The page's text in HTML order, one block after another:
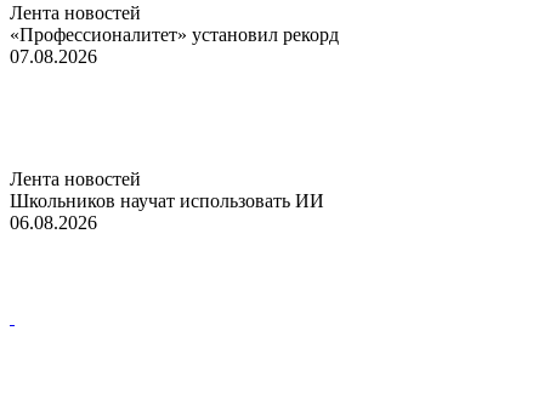
Лента новостей
«Профессионалитет» установил рекорд
07.08.2026
Лента новостей
Школьников научат использовать ИИ
06.08.2026